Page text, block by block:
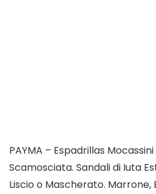
PAYMA – Espadrillas
Scamosciata. Sandali di Iuta
Liscio o Mascherato. Marrone,